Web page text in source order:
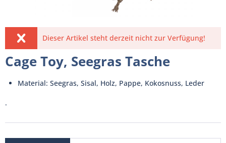
Dieser Artikel steht derzeit nicht zur Verfügung!
Cage Toy, Seegras Tasche
Material: Seegras, Sisal, Holz, Pappe, Kokosnuss, Leder
.